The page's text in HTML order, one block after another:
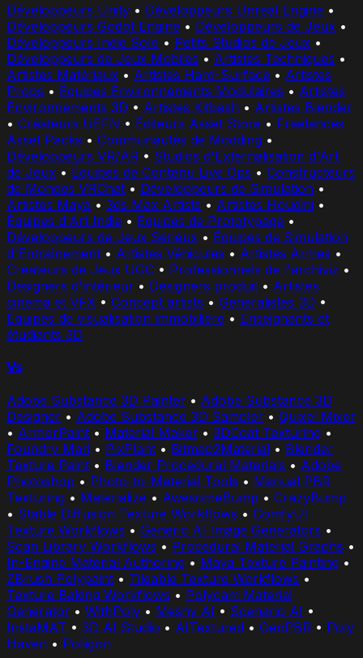
Développeurs Unity • Développeurs Unreal Engine •
Développeurs Godot Engine • Développeurs de Jeux •
Développeurs Indie Solo • Petits Studios de Jeux •
Développeurs de Jeux Mobiles • Artistes Techniques •
Artistes Matériaux • Artistes Hard-Surface • Artistes
Props • Équipes Environnements Modulaires • Artistes
Environnements 3D • Artistes Kitbash • Artistes Blender
• Créateurs UEFN • Éditeurs Asset Store • Freelances
Asset Packs • Communautés de Modding •
Développeurs VR/AR • Studios d'Externalisation d'Art
de Jeux • Équipes de Contenu Live Ops • Constructeurs
de Mondes VRChat • Développeurs de Simulation •
Artistes Maya • 3ds Max Artists • Artistes Houdini •
Équipes d'Art Indie • Équipes de Prototypage •
Développeurs de Jeux Sérieux • Équipes de Simulation
d'Entraînement • Artistes Véhicules • Artistes Armes •
Créateurs de Jeux UGC • Professionnels de l'archiviz •
Designers d'intérieur • Designers produit • Artistes
cinema et VFX • Concept artists • Generalistes 3D •
Équipes de visualisation immobilière • Enseignants et
étudiants 3D
Vs
Adobe Substance 3D Painter • Adobe Substance 3D
Designer • Adobe Substance 3D Sampler • Quixel Mixer
• ArmorPaint • Material Maker • 3DCoat Texturing •
Foundry Mari • PixPlant • Bitmap2Material • Blender
Texture Paint • Blender Procedural Materials • Adobe
Photoshop • Photo-to-Material Tools • Manual PBR
Texturing • Materialize • AwesomeBump • CrazyBump
• Stable Diffusion Texture Workflows • ComfyUI
Texture Workflows • Generic AI Image Generators •
Scan Library Workflows • Procedural Material Graphs •
In-Engine Material Authoring • Maya Texture Painting •
ZBrush Polypaint • Tileable Texture Workflows •
Texture Baking Workflows • Polycam Material
Generator • WithPoly • Meshy AI • Scenario AI •
InstaMAT • 3D AI Studio • AITextured • GenPBR • Poly
Haven • Poliigon